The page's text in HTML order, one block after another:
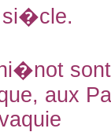
si�cle.
aux